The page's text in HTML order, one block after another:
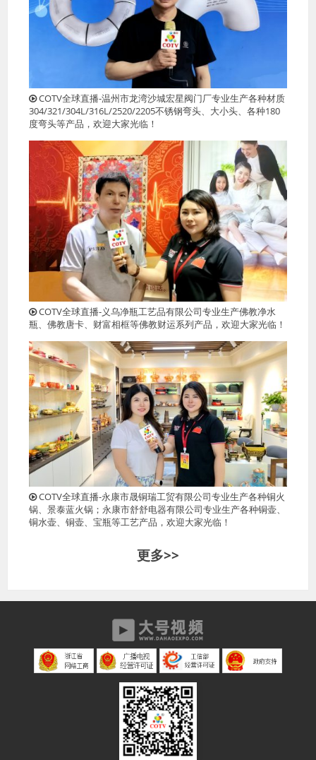
COTV全球直播-温州市龙湾沙城宏星阀门厂专业生产各种材质
304/321/304L/316L/2520/2205不锈钢弯头、大小头、各种180
度弯头等产品，欢迎大家光临！
COTV全球直播-义乌净瓶工艺品有限公司专业生产佛教净水
瓶、佛教唐卡、财富相框等佛教财运系列产品，欢迎大家光临！
COTV全球直播-永康市晟铜瑞工贸有限公司专业生产各种铜火
锅、景泰蓝火锅；永康市舒舒电器有限公司专业生产各种铜壶、
铜水壶、铜壶、宝瓶等工艺产品，欢迎大家光临！
更多>>